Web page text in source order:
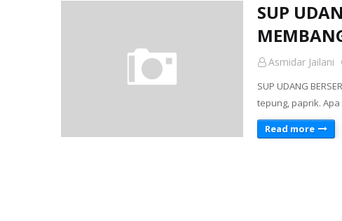
SUP
Asmidar Jailani
SUP UDANG
tepung, paprik.
Read more